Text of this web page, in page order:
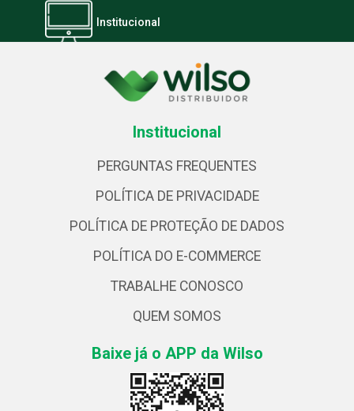
Institucional
Institucional
PERGUNTAS FREQUENTES
POLÍTICA DE PRIVACIDADE
POLÍTICA DE PROTEÇÃO DE DADOS
POLÍTICA DO E-COMMERCE
TRABALHE CONOSCO
QUEM SOMOS
Baixe já o APP da Wilso